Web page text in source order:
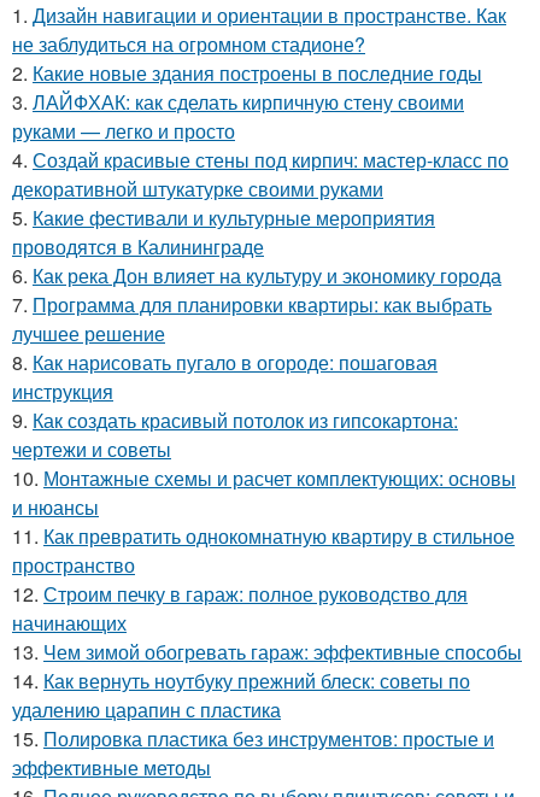
1. Дизайн навигации и ориентации в пространстве. Как
не заблудиться на огромном стадионе?
2. Какие новые здания построены в последние годы
3. ЛАЙФХАК: как сделать кирпичную стену своими
руками — легко и просто
4. Создай красивые стены под кирпич: мастер-класс по
декоративной штукатурке своими руками
5. Какие фестивали и культурные мероприятия
проводятся в Калининграде
6. Как река Дон влияет на культуру и экономику города
7. Программа для планировки квартиры: как выбрать
лучшее решение
8. Как нарисовать пугало в огороде: пошаговая
инструкция
9. Как создать красивый потолок из гипсокартона:
чертежи и советы
10. Монтажные схемы и расчет комплектующих: основы
и нюансы
11. Как превратить однокомнатную квартиру в стильное
пространство
12. Строим печку в гараж: полное руководство для
начинающих
13. Чем зимой обогревать гараж: эффективные способы
14. Как вернуть ноутбуку прежний блеск: советы по
удалению царапин с пластика
15. Полировка пластика без инструментов: простые и
эффективные методы